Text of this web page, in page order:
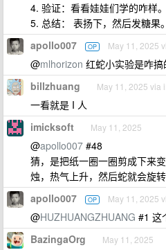
4. 验证：看看娃娃们学的咋样。
5. 总结： 表扬下，然后发糖果。
apollo007 OP May 11, 2025
@mlhorizon 红蛇小实验是咋
billzhuang May 11, 2025 via
一看就是 I 人
imicksoft May 11, 2025
@apollo007 #48
猜，是把纸一圈一圈剪成下来
烛，热气上升，然后蛇就会旋转
apollo007 OP May 11, 2025
@HUZHUANGZHUANG #1 这
BazingaOrg May 11, 2025